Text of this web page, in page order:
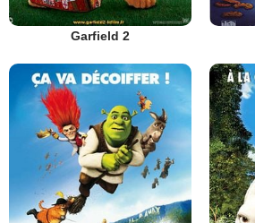
Garfield 2